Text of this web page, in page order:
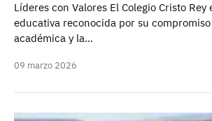
Líderes con Valores El Colegio Cristo
educativa reconocida por su
académica y la…
09 marzo 2026